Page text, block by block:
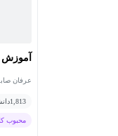
آموزش
عرفان
1,813
محبوب